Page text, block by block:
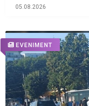
05.08.2026
EVENIMENT